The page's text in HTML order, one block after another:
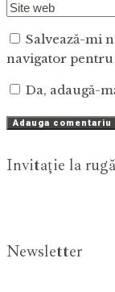
Salvează-mi
navigator pentru
Da, adaugă-
Invitaţie la
Newsletter